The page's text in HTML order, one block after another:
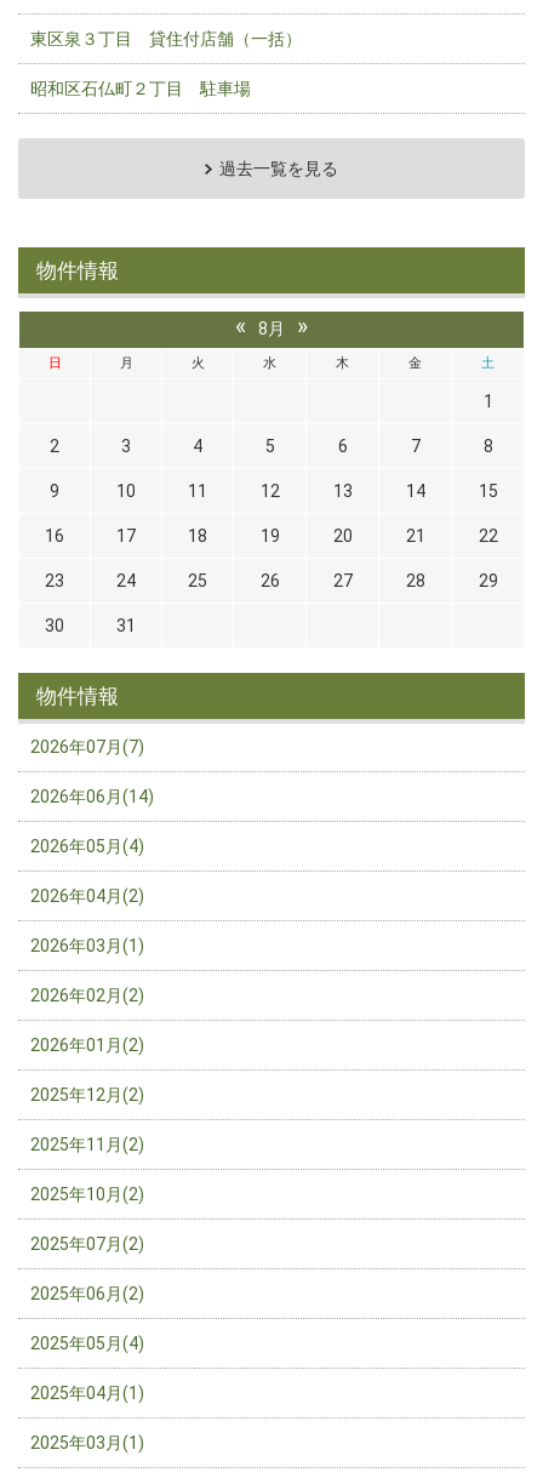
東区泉３丁目 貸住付店舗（一括）
昭和区石仏町２丁目 駐車場
過去一覧を見る
物件情報
« 8月 »
日 月 火 水 木 金 土
1
2 3 4 5 6 7 8
9 10 11 12 13 14 15
16 17 18 19 20 21 22
23 24 25 26 27 28 29
30 31
物件情報
2026年07月(7)
2026年06月(14)
2026年05月(4)
2026年04月(2)
2026年03月(1)
2026年02月(2)
2026年01月(2)
2025年12月(2)
2025年11月(2)
2025年10月(2)
2025年07月(2)
2025年06月(2)
2025年05月(4)
2025年04月(1)
2025年03月(1)